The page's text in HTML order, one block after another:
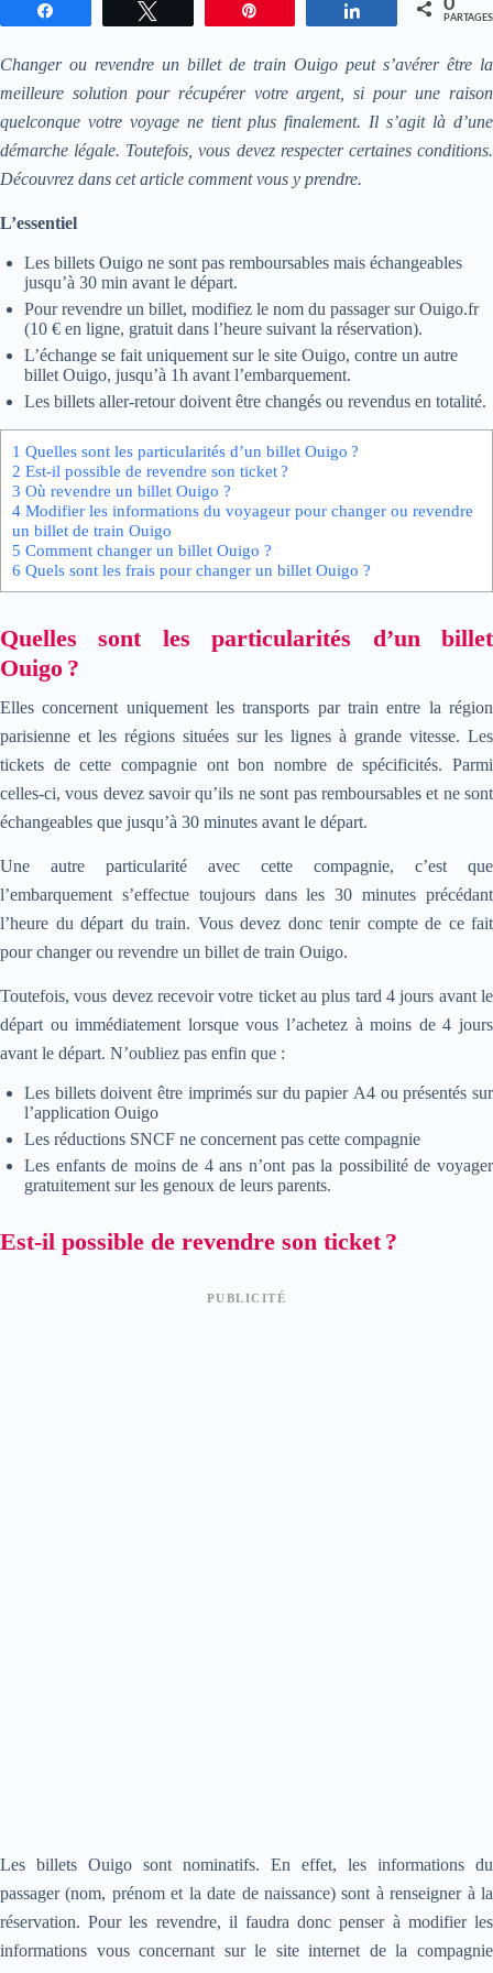
Enregistrer Partagez 0
PARTAGES
Changer ou revendre un billet de train Ouigo peut s’avérer être la
meilleure solution pour récupérer votre argent, si pour une raison
quelconque votre voyage ne tient plus finalement. Il s’agit là d’une
démarche légale. Toutefois, vous devez respecter certaines conditions.
Découvrez dans cet article comment vous y prendre.
L’essentiel
Les billets Ouigo ne sont pas remboursables mais échangeables
jusqu’à 30 min avant le départ.
Pour revendre un billet, modifiez le nom du passager sur Ouigo.fr
(10 € en ligne, gratuit dans l’heure suivant la réservation).
L’échange se fait uniquement sur le site Ouigo, contre un autre
billet Ouigo, jusqu’à 1h avant l’embarquement.
Les billets aller-retour doivent être changés ou revendus en totalité.
1 Quelles sont les particularités d’un billet Ouigo ?
2 Est-il possible de revendre son ticket ?
3 Où revendre un billet Ouigo ?
4 Modifier les informations du voyageur pour changer ou revendre
un billet de train Ouigo
5 Comment changer un billet Ouigo ?
6 Quels sont les frais pour changer un billet Ouigo ?
Quelles sont les particularités d’un billet
Ouigo ?
Elles concernent uniquement les transports par train entre la région
parisienne et les régions situées sur les lignes à grande vitesse. Les
tickets de cette compagnie ont bon nombre de spécificités. Parmi
celles-ci, vous devez savoir qu’ils ne sont pas remboursables et ne sont
échangeables que jusqu’à 30 minutes avant le départ.
Une autre particularité avec cette compagnie, c’est que
l’embarquement s’effectue toujours dans les 30 minutes précédant
l’heure du départ du train. Vous devez donc tenir compte de ce fait
pour changer ou revendre un billet de train Ouigo.
Toutefois, vous devez recevoir votre ticket au plus tard 4 jours avant le
départ ou immédiatement lorsque vous l’achetez à moins de 4 jours
avant le départ. N’oubliez pas enfin que :
Les billets doivent être imprimés sur du papier A4 ou présentés sur
l’application Ouigo
Les réductions SNCF ne concernent pas cette compagnie
Les enfants de moins de 4 ans n’ont pas la possibilité de voyager
gratuitement sur les genoux de leurs parents.
Est-il possible de revendre son ticket ?
PUBLICITÉ
Les billets Ouigo sont nominatifs. En effet, les informations du
passager (nom, prénom et la date de naissance) sont à renseigner à la
réservation. Pour les revendre, il faudra donc penser à modifier les
informations vous concernant sur le site internet de la compagnie